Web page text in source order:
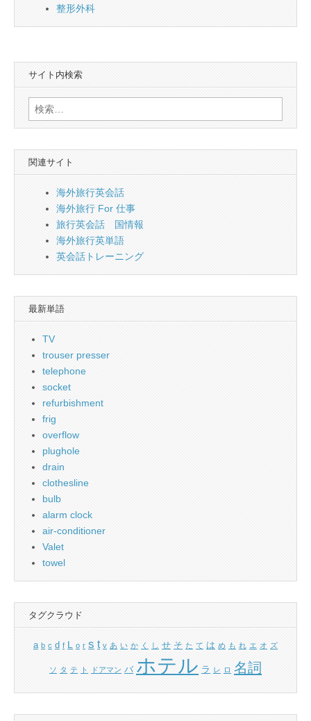
整形外科
サイト内検索
検
索:
関連サイト
海外旅行英会話
海外旅行 For 仕事
旅行英会話 国情報
海外旅行英単語
英会話トレーニング
最新単語
TV
trouser presser
telephone
socket
refurbishment
frig
overflow
plughole
drain
clothesline
bulb
alarm clock
air-conditioner
Valet
towel
タグクラウド
a b c d f L o r s t v あ い か く し せ そ た て は め も れ エ オ ズ
ソ タ テ ト ドアマン バ ホテル ラ レ ロ 名詞